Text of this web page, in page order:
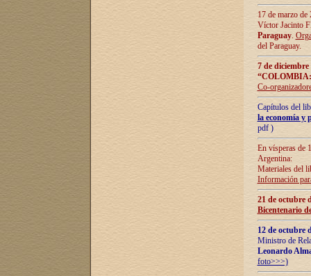
17 de marzo
Víctor Jacinto
Paraguay.
del Paraguay.
7 de
Co-
Capítulos del
la economía y
pdf )
En vísperas de
Argentina:
Materiales del
Información
21 de octubre
Bicentenario
12 de octubre
Ministro de
Leonardo
foto>>>)